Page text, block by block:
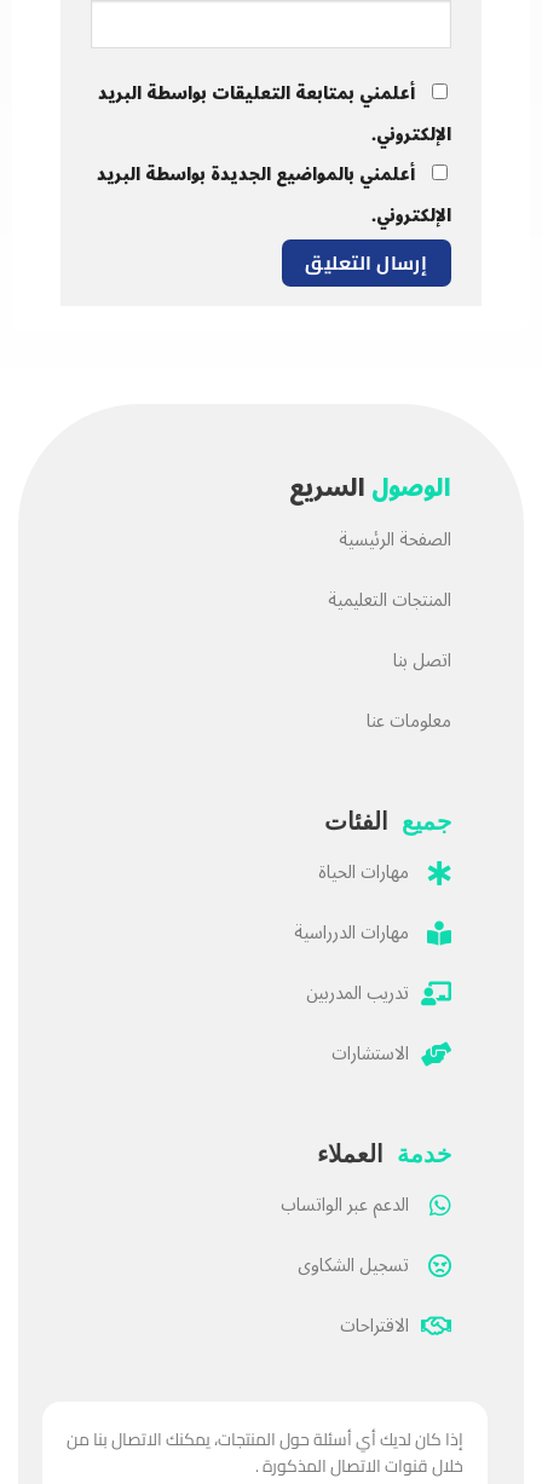
أعلمني بمتابعة التعليقات بواسطة البريد
الإلكتروني.
أعلمني بالمواضيع الجديدة بواسطة البريد
الإلكتروني.
الوصولالسريع
الصفحة الرئيسية
المنتجات التعليمية
اتصل بنا
معلومات عنا
جميع الفئات
مهارات الحياة
مهارات الدرراسية
تدريب المدربين
الاستشارات
خدمة العملاء
الدعم عبر الواتساب
تسجيل الشكاوى
الاقتراحات
إذا كان لديك أي أسئلة حول المنتجات، يمكنك الاتصال بنا من
خلال قنوات الاتصال المذكورة .